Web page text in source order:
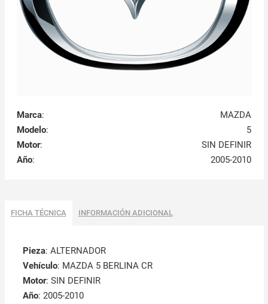
Marca:
MAZDA
Modelo:
5
Motor:
SIN DEFINIR
Año: 2005-2010
FICHA TÉCNICA INFORMACIÓN ADICIONAL
Pieza: ALTERNADOR
Vehículo: MAZDA 5 BERLINA CR
Motor: SIN DEFINIR
Año: 2005-2010